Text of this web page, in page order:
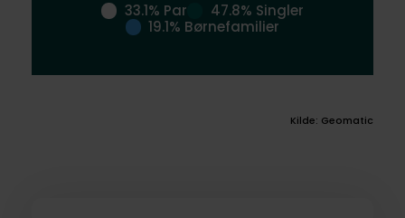
33.1% Par
47.8% Singler
19.1% Børnefamilier
Kilde: Geomatic